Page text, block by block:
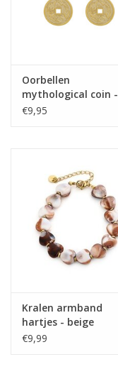
Oorbellen
mythological coin -
goud
€9,95
Kralen armband
hartjes - beige
€9,99